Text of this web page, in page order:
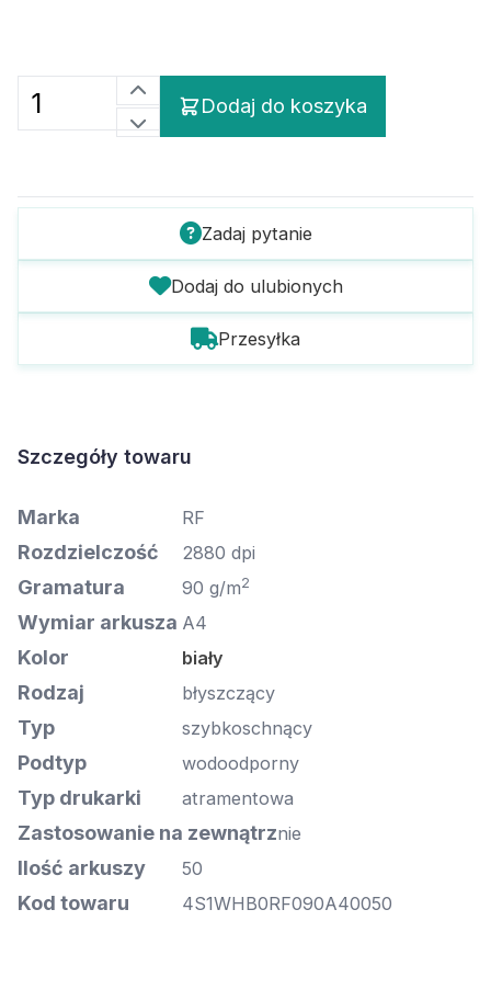
Dodaj do koszyka
Zadaj pytanie
Dodaj do ulubionych
Przesyłka
Szczegóły towaru
Marka RF
Rozdzielczość 2880 dpi
Gramatura 90 g/m2
Wymiar arkusza A4
Kolor biały
Rodzaj błyszczący
Typ szybkoschnący
Podtyp wodoodporny
Typ drukarki atramentowa
Zastosowanie na zewnątrznie
Ilość arkuszy 50
Kod towaru 4S1WHB0RF090A40050